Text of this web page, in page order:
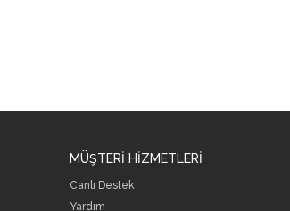
MÜŞTERİ HİZMETLERİ
Canlı Destek
Yardım